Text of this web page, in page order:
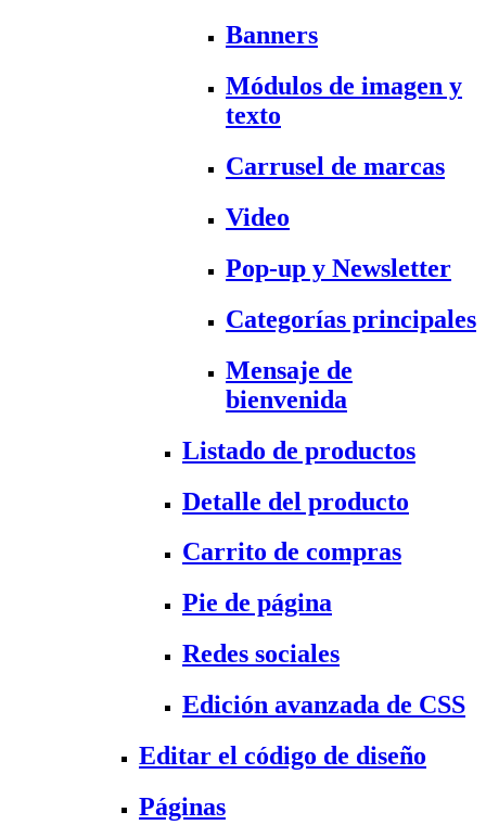
Banners
Módulos de imagen y
texto
Carrusel de marcas
Video
Pop-up y Newsletter
Categorías principales
Mensaje de
bienvenida
Listado de productos
Detalle del producto
Carrito de compras
Pie de página
Redes sociales
Edición avanzada de CSS
Editar el código de diseño
Páginas